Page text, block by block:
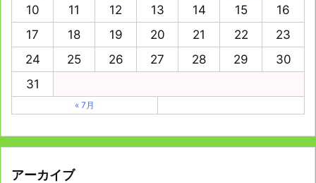
10
11 12 13 14 15
16
17
18 19 20 21 22
23
24
25 26 27 28 29
30
31
« 7月
アーカイブ